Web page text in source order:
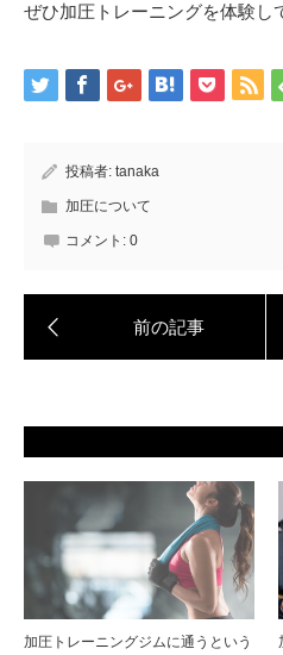
ぜひ加圧トレーニングを体験し
投稿者: tanaka
加圧について
コメント: 0
加圧トレーニングジムに通うという